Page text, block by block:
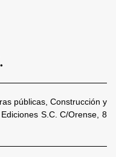
públicas, Construcción y
S.C. C/Orense, 8